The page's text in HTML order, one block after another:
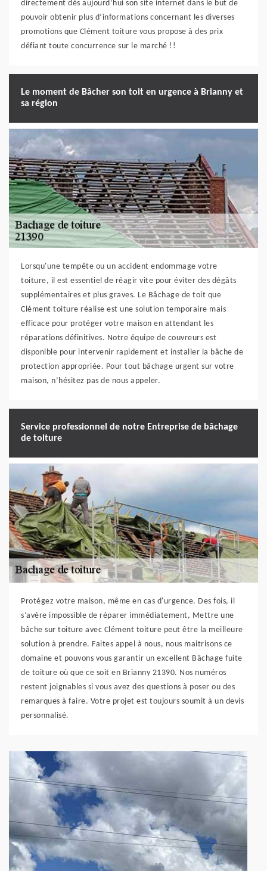
directement dès aujourd’hui son site internet dans le but de
pouvoir obtenir plus d’informations concernant les diverses
promotions que Clément toiture vous propose à des prix
défiant toute concurrence sur le marché !!
Le moment de Bâcher son toit en urgence à Brianny et
sa région
Lorsqu'une tempête ou un accident endommage votre
toiture, il est essentiel de réagir vite pour éviter des dégâts
supplémentaires et plus graves. Le Bâchage de toit que
Clément toiture réalise est une solution temporaire mais
efficace pour protéger votre maison en attendant les
réparations définitives. Notre équipe de couvreurs est
disponible pour intervenir rapidement et installer la bâche de
protection appropriée. Pour tout bâchage urgent sur votre
maison, n’hésitez pas de nous appeler.
Service professionnel de notre Entreprise de bâchage
de toiture
Protégez votre maison, même en cas d'urgence. Des fois, il
s’avère impossible de réparer immédiatement, Mettre une
bâche sur toiture avec Clément toiture peut être la meilleure
solution à prendre. Faites appel à nous, nous maitrisons ce
domaine et pouvons vous garantir un excellent Bâchage fuite
de toiture où que ce soit en Brianny 21390. Nos numéros
restent joignables si vous avez des questions à poser ou des
remarques à faire. Votre projet est toujours soumit à un devis
personnalisé.